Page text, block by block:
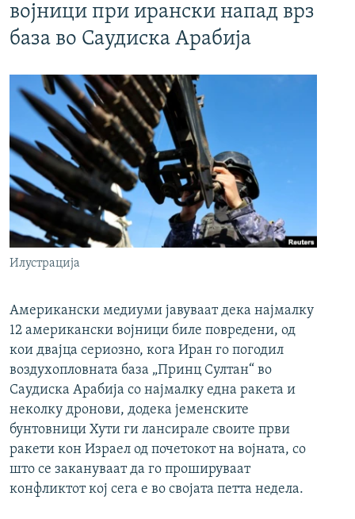
војници при ирански напад врз
база во Саудиска Арабија
Илустрација
Американски медиуми јавуваат дека најмалку
12 американски војници биле повредени, од
кои двајца сериозно, кога Иран го погодил
воздухопловната база „Принц Султан“ во
Саудиска Арабија со најмалку една ракета и
неколку дронови, додека јеменските
бунтовници Хути ги лансирале своите први
ракети кон Израел од почетокот на војната, со
што се закануваат да го прошируваат
конфликтот кој сега е во својата петта недела.